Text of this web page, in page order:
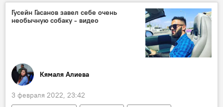
Гусейн Гасанов завел себе очень
необычную собаку - видео
Кямаля Алиева
3 февраля 2022, 23:42